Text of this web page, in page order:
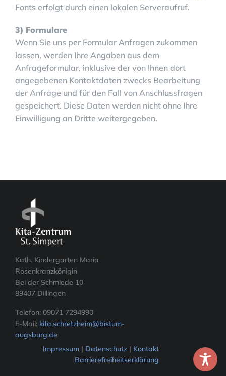
Fonts erfolgt durch einen lokalen Serveraufruf.
3) Formulare
Wenn Sie uns per Formular Anfragen zukommen
lassen, werden Ihre Angaben aus dem
Anfrageformular, inklusive der von Ihnen dort
angegebenen Kontaktdaten zwecks Bearbeitung
der Anfrage und für den Fall von Anschlussfragen
gespeichert. Diese Daten werden nicht ohne Ihre
Einwilligung an Dritte weitergegeben.
Kath. Kindergarten Maria
Rosenkranzkönigin
Bei der Schmiede 10
89407 Dillingen
Telefon: 09071 7294990
E-Mail: kita.schretzheim@bistum-
augsburg.de
Impressum | Datenschutz | Kontakt
Barrierefreiheitserklärung